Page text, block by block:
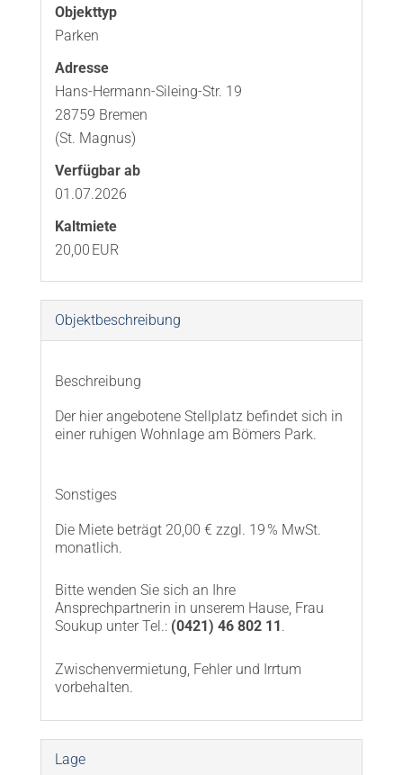
Objekttyp
Parken
Adresse
Hans-Hermann-Sileing-Str. 19
28759 Bremen
(St. Magnus)
Verfügbar ab
01.07.2026
Kaltmiete
20,00 EUR
Objekt­beschreibung
Beschreibung
Der hier angebotene Stellplatz befindet sich in
einer ruhigen Wohnlage am Bömers Park.
Sonstiges
Die Miete beträgt 20,00 € zzgl. 19 % MwSt.
monatlich.
Bitte wenden Sie sich an Ihre
Ansprechpartnerin in unserem Hause, Frau
Soukup unter Tel.: (0421) 46 802 11 .
Zwischenvermietung, Fehler und Irrtum
vorbehalten.
Lage